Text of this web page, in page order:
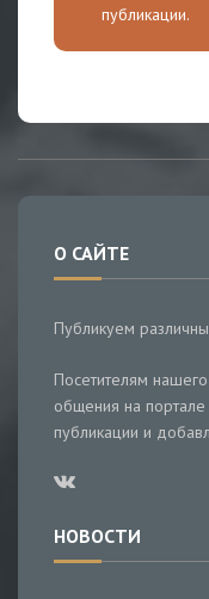
публикации.
О САЙТЕ
Публикуем
Посетителям
общения на
публикации и
НОВОСТИ